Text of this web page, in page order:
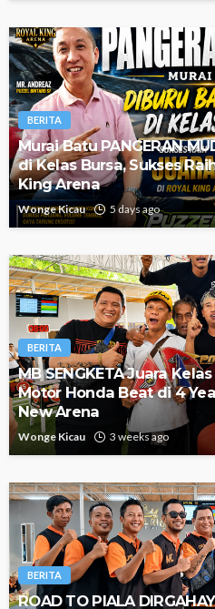
BERITA
Murai Batu PANGERAN
di Kelas Bursa, Sukses
King Arena
Wonge Kicau 5 days ago
BERITA
MB SENGKETA Juara
Motor Honda Beat di 4
New Arena
Wonge Kicau 3 weeks ago
BERITA
ROAD TO PIALA